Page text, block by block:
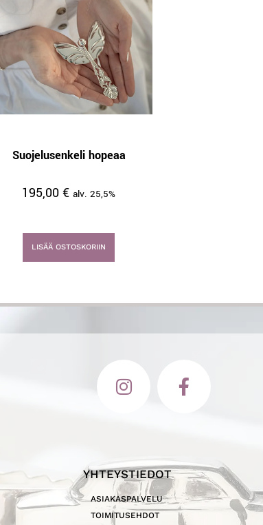
Suojelusenkeli hopeaa
195,00€ alv. 25,5%
LISÄÄ OSTOSKORIIN
YHTEYSTIEDOT
ASIAKASPALVELU
TOIMITUSEHDOT